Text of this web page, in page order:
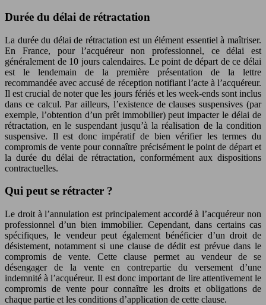
Durée du délai de rétractation
La durée du délai de rétractation est un élément essentiel à maîtriser.
En France, pour l’acquéreur non professionnel, ce délai est
généralement de 10 jours calendaires. Le point de départ de ce délai
est le lendemain de la première présentation de la lettre
recommandée avec accusé de réception notifiant l’acte à l’acquéreur.
Il est crucial de noter que les jours fériés et les week-ends sont inclus
dans ce calcul. Par ailleurs, l’existence de clauses suspensives (par
exemple, l’obtention d’un prêt immobilier) peut impacter le délai de
rétractation, en le suspendant jusqu’à la réalisation de la condition
suspensive. Il est donc impératif de bien vérifier les termes du
compromis de vente pour connaître précisément le point de départ et
la durée du délai de rétractation, conformément aux dispositions
contractuelles.
Qui peut se rétracter ?
Le droit à l’annulation est principalement accordé à l’acquéreur non
professionnel d’un bien immobilier. Cependant, dans certains cas
spécifiques, le vendeur peut également bénéficier d’un droit de
désistement, notamment si une clause de dédit est prévue dans le
compromis de vente. Cette clause permet au vendeur de se
désengager de la vente en contrepartie du versement d’une
indemnité à l’acquéreur. Il est donc important de lire attentivement le
compromis de vente pour connaître les droits et obligations de
chaque partie et les conditions d’application de cette clause.